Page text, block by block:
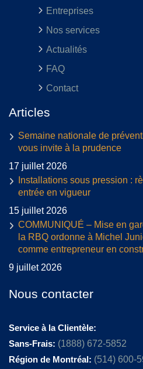
Entreprises
Nos services
Actualités
FAQ
Contact
Articles
Semaine nationale de
vous invite à la prudence
17 juillet 2026
Installations sous pression :
entrée en vigueur
15 juillet 2026
COMMUNIQUÉ – Mise en
la RBQ ordonne à Michel
comme entrepreneur en
9 juillet 2026
Nous contacter
Service à la Clientèle:
Sans-Frais: (1888) 672-5852
Région de Montréal: (514) 600-